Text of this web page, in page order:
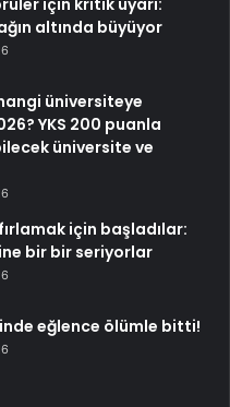
için kritik uyarı:
altında büyüyor
üniversiteye
YKS 200 puanla
üniversite ve
için başladılar:
bir bir seriyorlar
eğlence ölümle bitti!